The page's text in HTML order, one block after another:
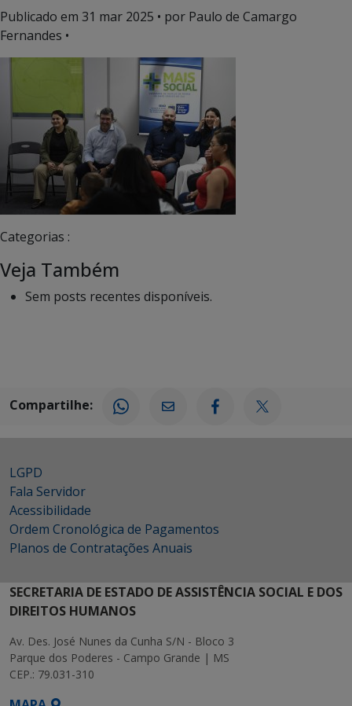
Publicado em 31 mar 2025 • por Paulo de Camargo
Fernandes •
Categorias :
Veja Também
Sem posts recentes disponíveis.
Compartilhe:
LGPD
Fala Servidor
Acessibilidade
Ordem Cronológica de Pagamentos
Planos de Contratações Anuais
SECRETARIA DE ESTADO DE ASSISTÊNCIA SOCIAL E DOS
DIREITOS HUMANOS
Av. Des. José Nunes da Cunha S/N - Bloco 3
Parque dos Poderes - Campo Grande | MS
CEP.: 79.031-310